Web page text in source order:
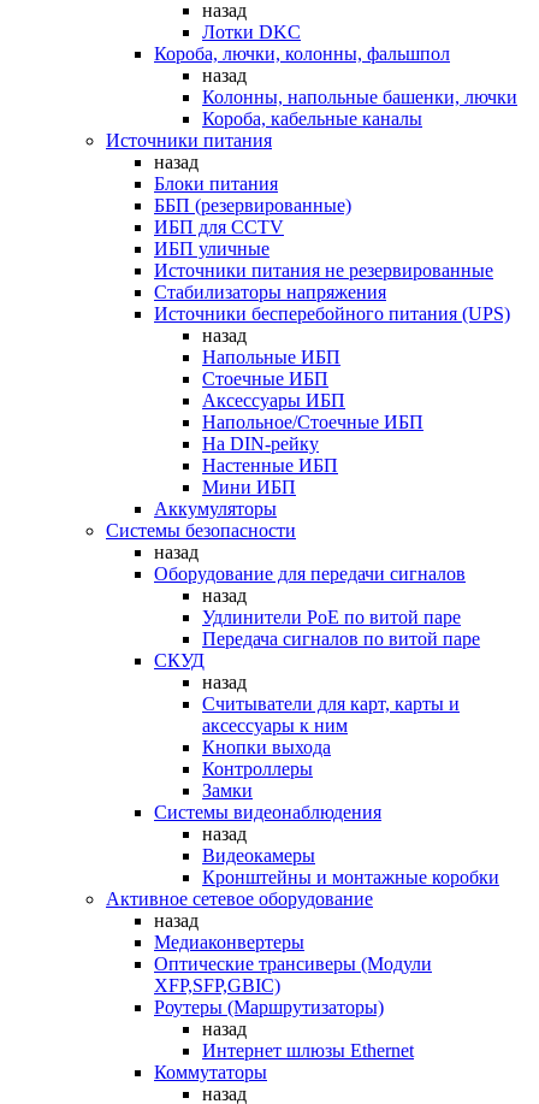
назад
Лотки DKC
Короба, лючки, колонны, фальшпол
назад
Колонны, напольные башенки, лючки
Короба, кабельные каналы
Источники питания
назад
Блоки питания
ББП (резервированные)
ИБП для CCTV
ИБП уличные
Источники питания не резервированные
Стабилизаторы напряжения
Источники бесперебойного питания (UPS)
назад
Напольные ИБП
Стоечные ИБП
Аксессуары ИБП
Напольное/Стоечные ИБП
На DIN-рейку
Настенные ИБП
Мини ИБП
Аккумуляторы
Системы безопасности
назад
Оборудование для передачи сигналов
назад
Удлинители PoE по витой паре
Передача сигналов по витой паре
СКУД
назад
Считыватели для карт, карты и
аксессуары к ним
Кнопки выхода
Контроллеры
Замки
Системы видеонаблюдения
назад
Видеокамеры
Кронштейны и монтажные коробки
Активное сетевое оборудование
назад
Медиаконвертеры
Оптические трансиверы (Модули
XFP,SFP,GBIC)
Роутеры (Маршрутизаторы)
назад
Интернет шлюзы Ethernet
Коммутаторы
назад